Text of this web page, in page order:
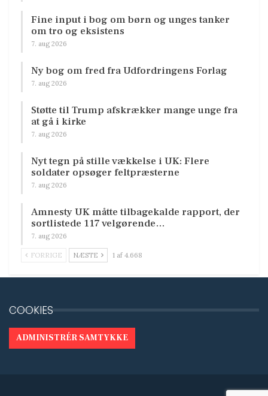
Fine input i bog om børn og unges tanker
om tro og eksistens
7. aug 2026
Ny bog om fred fra Udfordringens Forlag
7. aug 2026
Støtte til Trump afskrækker mange unge fra
at gå i kirke
7. aug 2026
Nyt tegn på stille vækkelse i UK: Flere
soldater opsøger feltpræsterne
7. aug 2026
Amnesty UK måtte tilbagekalde rapport, der
sortlistede 117 velgørende…
7. aug 2026
FORRIGE NÆSTE 1 af 4.668
COOKIES
ADMINISTRÉR SAMTYKKE